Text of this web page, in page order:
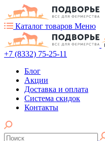
Каталог товаров Меню
+7 (8332) 75-25-11
Блог
Акции
Доставка и оплата
Система скидок
Контакты